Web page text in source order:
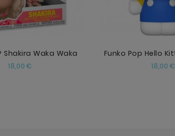
Shakira Waka Waka
18,00 €
Funko Pop Hello
18,00 €